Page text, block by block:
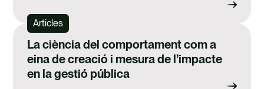
Articles
La ciència del comportament com a
eina de creació i mesura de l’impacte
en la gestió pública